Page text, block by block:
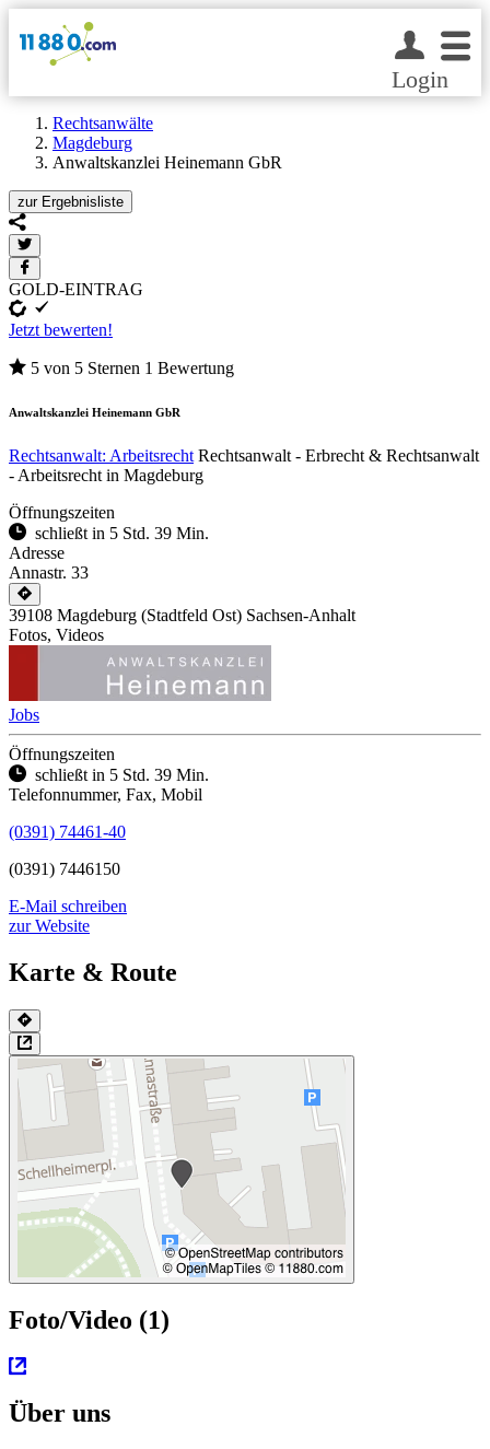
Login
Rechtsanwälte
Magdeburg
Anwaltskanzlei Heinemann GbR
zurErgebnisliste
GOLD-EINTRAG
Jetzt bewerten!
5 von 5 Sternen 1 Bewertung
Anwaltskanzlei Heinemann GbR
Rechtsanwalt: Arbeitsrecht Rechtsanwalt - Erbrecht & Rechtsanwalt
- Arbeitsrecht in Magdeburg
Öffnungszeiten
schließt in 5 Std. 39 Min.
Adresse
Annastr. 33
39108 Magdeburg (Stadtfeld Ost) Sachsen-Anhalt
Fotos, Videos
Jobs
Öffnungszeiten
schließt in 5 Std. 39 Min.
Telefonnummer, Fax, Mobil
(0391) 74461-40
(0391) 7446150
E-Mail schreiben
zur Website
Karte & Route
Foto/Video (1)
Über uns